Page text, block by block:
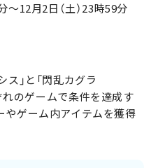
～12月2日（土）23時59分
」と「閃乱カグラ
のゲームで条件を達成す
やゲーム内アイテムを獲得